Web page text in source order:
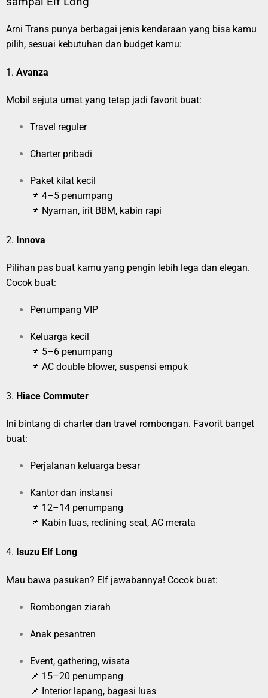
Arni Trans punya berbagai jenis kendaraan yang bisa kamu
pilih, sesuai kebutuhan dan budget kamu:
1. Avanza
Mobil sejuta umat yang tetap jadi favorit buat:
Travel reguler
Charter pribadi
Paket kilat kecil
📌 4–5 penumpang
📌 Nyaman, irit BBM, kabin rapi
2. Innova
Pilihan pas buat kamu yang pengin lebih lega dan elegan.
Cocok buat:
Penumpang VIP
Keluarga kecil
📌 5–6 penumpang
📌 AC double blower, suspensi empuk
3. Hiace Commuter
Ini bintang di charter dan travel rombongan. Favorit banget
buat:
Perjalanan keluarga besar
Kantor dan instansi
📌 12–14 penumpang
📌 Kabin luas, reclining seat, AC merata
4. Isuzu Elf Long
Mau bawa pasukan? Elf jawabannya! Cocok buat:
Rombongan ziarah
Anak pesantren
Event, gathering, wisata
📌 15–20 penumpang
📌 Interior lapang, bagasi luas